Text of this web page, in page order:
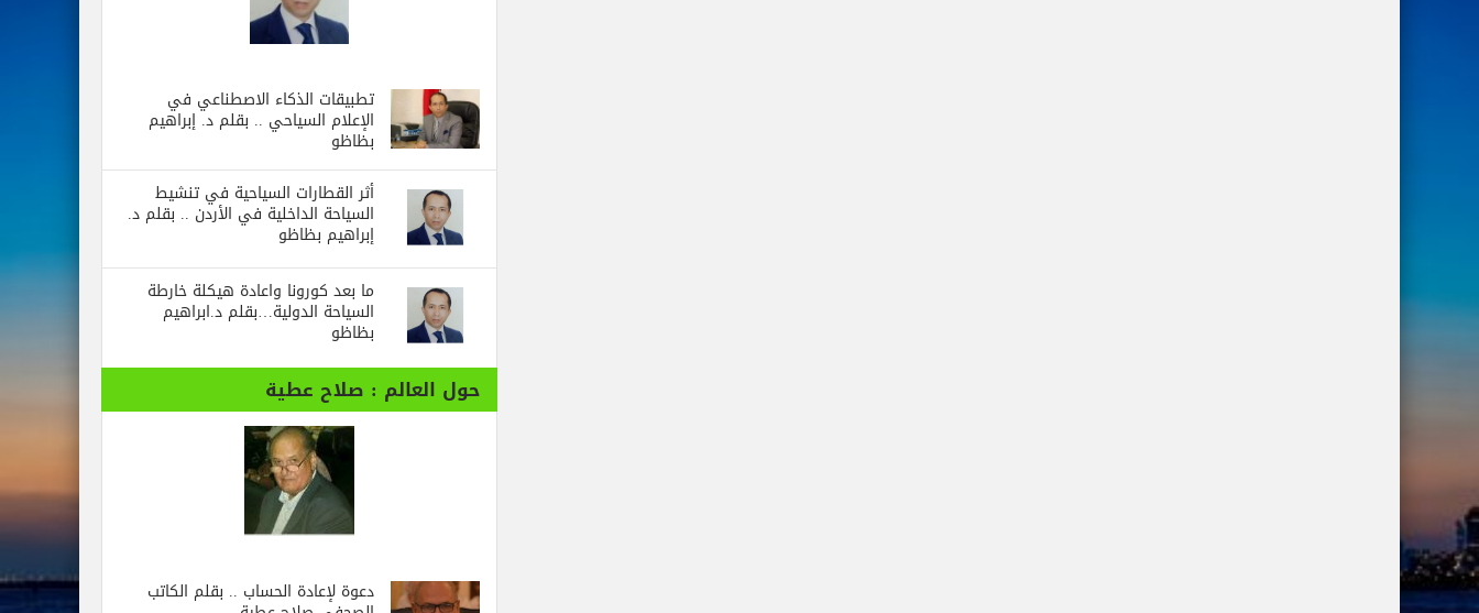
تطبيقات الذكاء الاصطناعي في
الإعلام السياحي .. بقلم د. إبراهيم
بظاظو
أثر القطارات السياحية في تنشيط
السياحة الداخلية في الأردن .. بقلم د.
إبراهيم بظاظو
ما بعد كورونا واعادة هيكلة خارطة
السياحة الدولية…بقلم د.ابراهيم
بظاظو
حول العالم : صلاح عطية
دعوة لإعادة الحساب .. بقلم الكاتب